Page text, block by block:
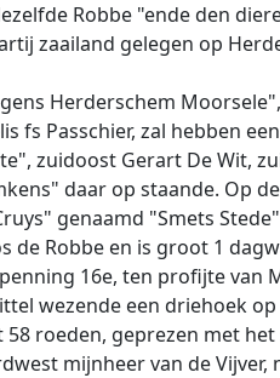
Robbe "ende den
zaailand gelegen op
Herderschem
fs Passchier, zal hebben
zuidoost Gerart De Wit,
daar op staande. Op
genaamd "Smets
de Robbe en is groot 1
16e, ten profijte
wezende een driehoek
roeden, geprezen met
mijnheer van de